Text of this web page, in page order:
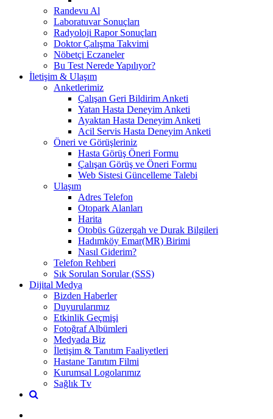
Randevu Al
Laboratuvar Sonuçları
Radyoloji Rapor Sonuçları
Doktor Çalışma Takvimi
Nöbetçi Eczaneler
Bu Test Nerede Yapılıyor?
İletişim & Ulaşım
Anketlerimiz
Çalışan Geri Bildirim Anketi
Yatan Hasta Deneyim Anketi
Ayaktan Hasta Deneyim Anketi
Acil Servis Hasta Deneyim Anketi
Öneri ve Görüşleriniz
Hasta Görüş Öneri Formu
Çalışan Görüş ve Öneri Formu
Web Sistesi Güncelleme Talebi
Ulaşım
Adres Telefon
Otopark Alanları
Harita
Otobüs Güzergah ve Durak Bilgileri
Hadımköy Emar(MR) Birimi
Nasıl Giderim?
Telefon Rehberi
Sık Sorulan Sorular (SSS)
Dijital Medya
Bizden Haberler
Duyurularımız
Etkinlik Geçmişi
Fotoğraf Albümleri
Medyada Biz
İletişim & Tanıtım Faaliyetleri
Hastane Tanıtım Filmi
Kurumsal Logolarımız
Sağlık Tv